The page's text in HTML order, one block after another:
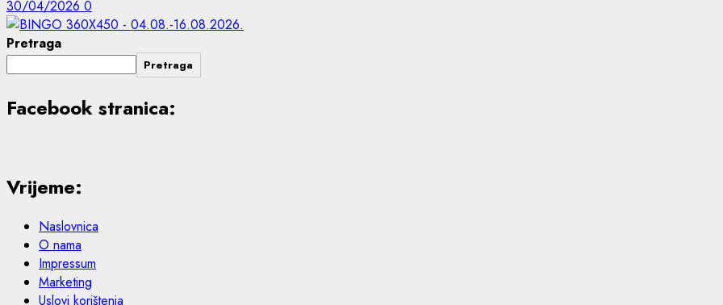
30/04/2026 0
Pretraga
Pretraga
Facebook stranica:
Vrijeme:
Naslovnica
O nama
Impressum
Marketing
Uslovi korištenja